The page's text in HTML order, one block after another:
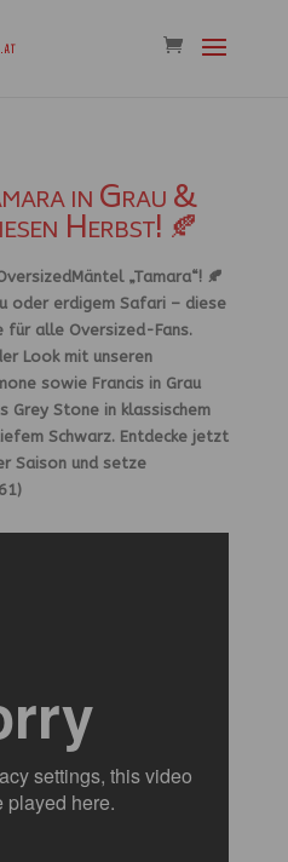
in Grau &
Herbst! 🍂
„Tamara“! 🍂
oder erdigem Safari – diese
für alle Oversized-Fans.
Look mit unseren
sowie Francis in Grau
Grey Stone in klassischem
Schwarz. Entdecke jetzt
Saison und setze